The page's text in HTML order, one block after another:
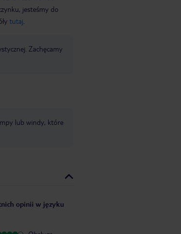
jesteśmy do
tutaj
Zachęcamy
lub windy, które
opinii w języku